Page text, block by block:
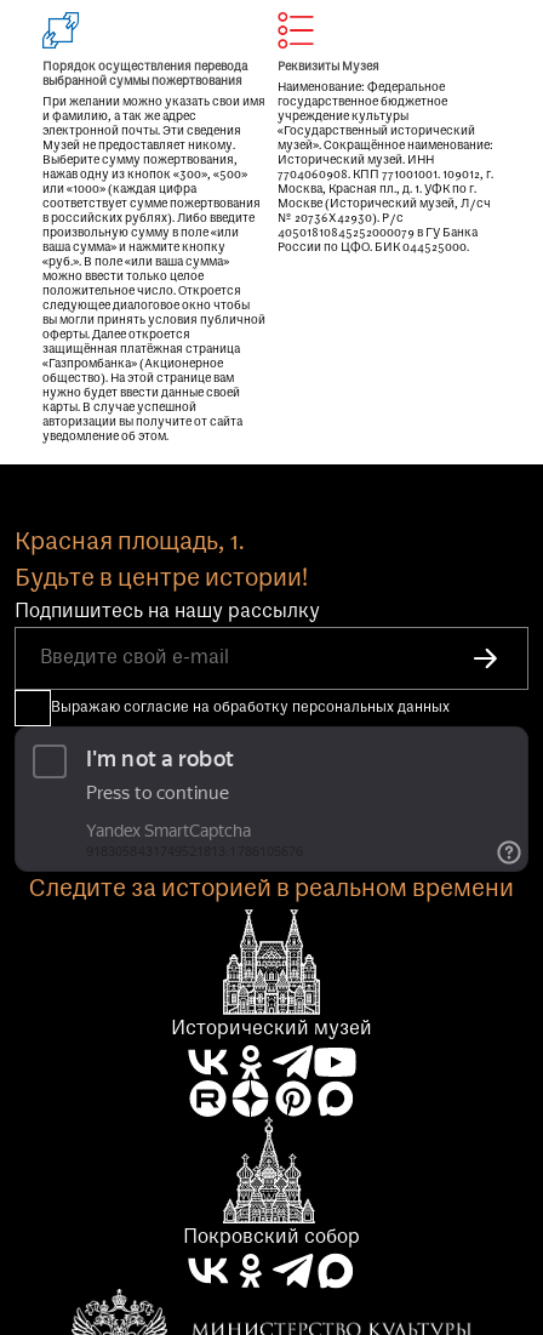
Порядок осуществления перевода
выбранной суммы пожертвования
При желании можно указать свои имя
и фамилию, а так же адрес
электронной почты. Эти сведения
Музей не предоставляет никому.
Выберите сумму пожертвования,
нажав одну из кнопок «300», «500»
или «1000» (каждая цифра
соответствует сумме пожертвования
в российских рублях). Либо введите
произвольную сумму в поле «или
ваша сумма» и нажмите кнопку
«руб.». В поле «или ваша сумма»
можно ввести только целое
положительное число. Откроется
следующее диалоговое окно чтобы
вы могли принять условия публичной
оферты. Далее откроется
защищённая платёжная страница
«Газпромбанка» (Акционерное
общество). На этой странице вам
нужно будет ввести данные своей
карты. В случае успешной
авторизации вы получите от сайта
уведомление об этом.
Реквизиты Музея
Наименование: Федеральное
государственное бюджетное
учреждение культуры
«Государственный исторический
музей». Сокращённое наименование:
Исторический музей. ИНН
7704060908. КПП 771001001. 109012, г.
Москва, Красная пл., д. 1. УФК по г.
Москве (Исторический музей, Л/сч
№ 20736Х42930). Р/с
40501810845252000079 в ГУ Банка
России по ЦФО. БИК 044525000.
Красная площадь, 1.
Будьте в центре истории!
Подпишитесь на нашу рассылку
Выражаю согласие на обработку персональных данных
Следите за историей в реальном времени
Исторический музей
Покровский собор